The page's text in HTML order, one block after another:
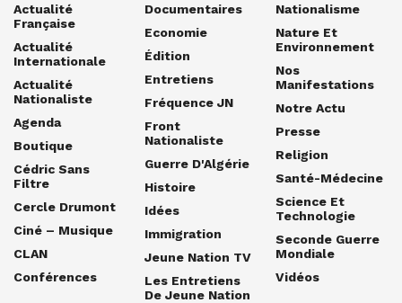
Actualité
Française
Actualité
Internationale
Actualité
Nationaliste
Agenda
Boutique
Cédric Sans
Filtre
Cercle Drumont
Ciné – Musique
CLAN
Conférences
Documentaires
Economie
Édition
Entretiens
Fréquence JN
Front
Nationaliste
Guerre D'Algérie
Histoire
Idées
Immigration
Jeune Nation TV
Les Entretiens
De Jeune Nation
Nationalisme
Nature Et
Environnement
Nos
Manifestations
Notre Actu
Presse
Religion
Santé-Médecine
Science Et
Technologie
Seconde Guerre
Mondiale
Vidéos